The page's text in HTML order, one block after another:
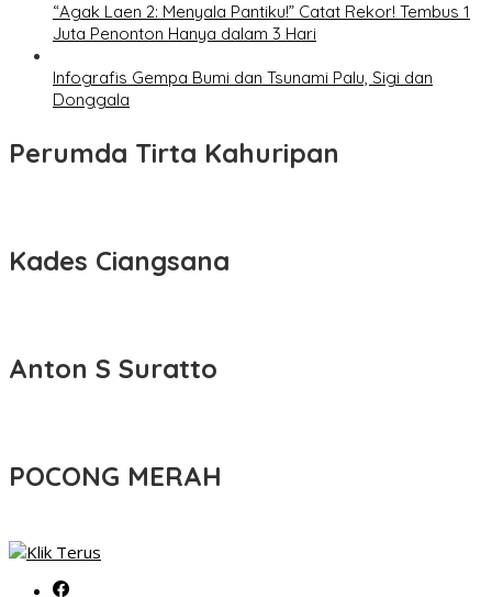
“Agak Laen 2: Menyala Pantiku!” Catat Rekor! Tembus 1
Juta Penonton Hanya dalam 3 Hari
Infografis Gempa Bumi dan Tsunami Palu, Sigi dan
Donggala
Perumda Tirta Kahuripan
Kades Ciangsana
Anton S Suratto
POCONG MERAH